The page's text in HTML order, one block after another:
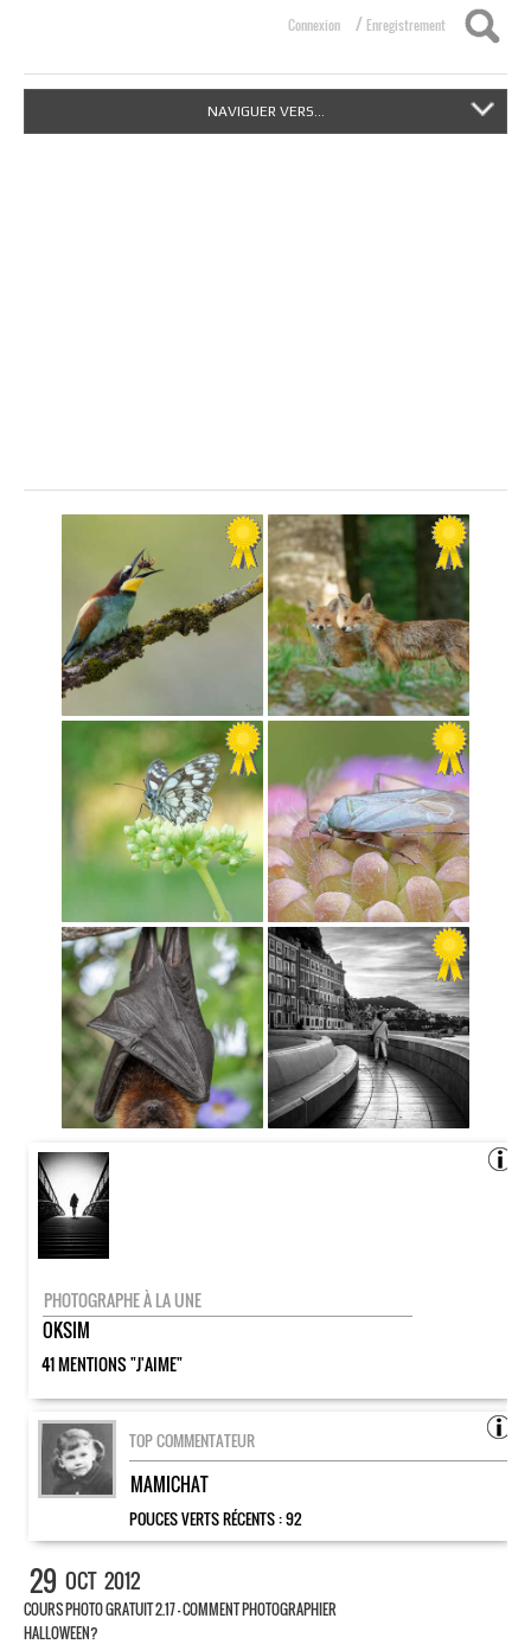
Connexion / Enregistrement
NAVIGUER VERS...
PHOTOGRAPHE À LA UNE
OKSIM
41 MENTIONS "J'AIME"
TOP COMMENTATEUR
MAMICHAT
POUCES VERTS RÉCENTS :92
29 OCT 2012
COURS PHOTO GRATUIT 2.17 – COMMENT PHOTOGRAPHIER
HALLOWEEN?